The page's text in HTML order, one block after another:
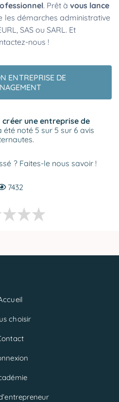
. Prêt à vous lance
les démarches administrative
SAS ou SARL. Et
nous !
ENTREPRISE DE
une entreprise de
été noté 5 sur 5 sur 6 avis
? Faites-le nous savoir !
7432
choisir